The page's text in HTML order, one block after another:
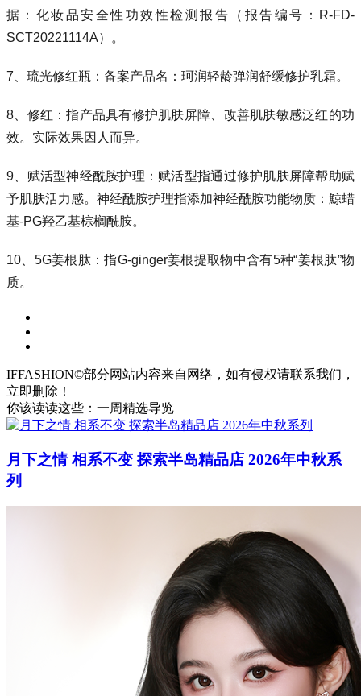
据：化妆品安全性功效性检测报告（报告编号：R-FD-
SCT20221114A）。
7、琉光修红瓶：备案产品名：珂润轻龄弹润舒缓修护乳霜。
8、修红：指产品具有修护肌肤屏障、改善肌肤敏感泛红的功
效。实际效果因人而异。
9、赋活型神经酰胺护理：赋活型指通过修护肌肤屏障帮助赋
予肌肤活力感。神经酰胺护理指添加神经酰胺功能物质：鯨蜡
基-PG羟乙基棕榈酰胺。
10、5G姜根肽：指G-ginger姜根提取物中含有5种“姜根肽”物
质。
IFFASHION©部分网站内容来自网络，如有侵权请联系我们，
立即删除！
你该读读这些：一周精选导览
月下之情 相系不变 探索半岛精品店 2026年中秋系
列